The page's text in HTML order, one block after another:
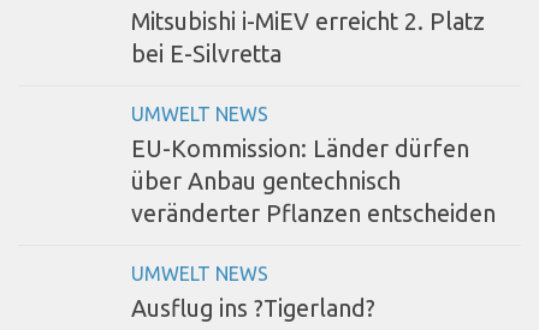
Mitsubishi i-MiEV erreicht 2. Platz
bei E-Silvretta
UMWELT NEWS
EU-Kommission: Länder dürfen
über Anbau gentechnisch
veränderter Pflanzen entscheiden
UMWELT NEWS
Ausflug ins ?Tigerland?